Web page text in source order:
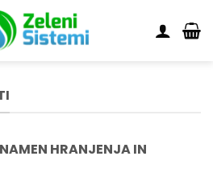
HRANJENJA IN